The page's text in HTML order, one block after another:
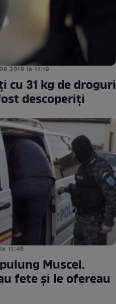
la 11:19
cu 31 kg de droguri
descoperiţi
11:46
Muscel.
fete şi le ofereau